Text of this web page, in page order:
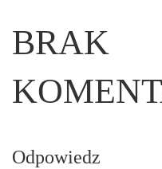
BRAK
Odpowiedz